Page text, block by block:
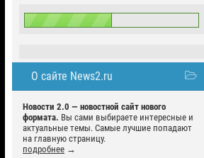
О сайте News2.ru
Новости 2.0 — новостной сайт нового
формата. Вы сами выбираете интересные и
актуальные темы. Самые лучшие попадают
на главную страницу.
подробнее →